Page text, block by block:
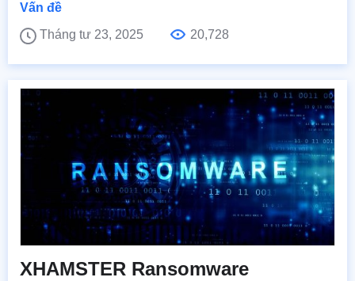
Vấn đề
Tháng tư 23, 2025
20,728
XHAMSTER Ransomware